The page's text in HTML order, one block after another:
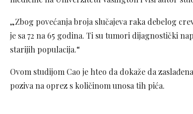
„Zbog povećanja broja slučajeva raka debelog
je sa 72 na 65 godina. Ti su tumori dijagnostički
starijih populacija.“
Ovom studijom Cao je hteo da dokaže da
poziva na oprez s količinom unosa tih pića.